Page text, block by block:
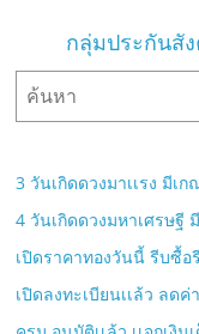
กลุ่มประกันสั
3 วันเกิดดวงมาเเรง มี
4 วันเกิดดวงมหาเศรษฐี
เปิดราคาทองวันนี้ รีบซื้อ
เปิดลงทะเบียนเเล้ว ลด